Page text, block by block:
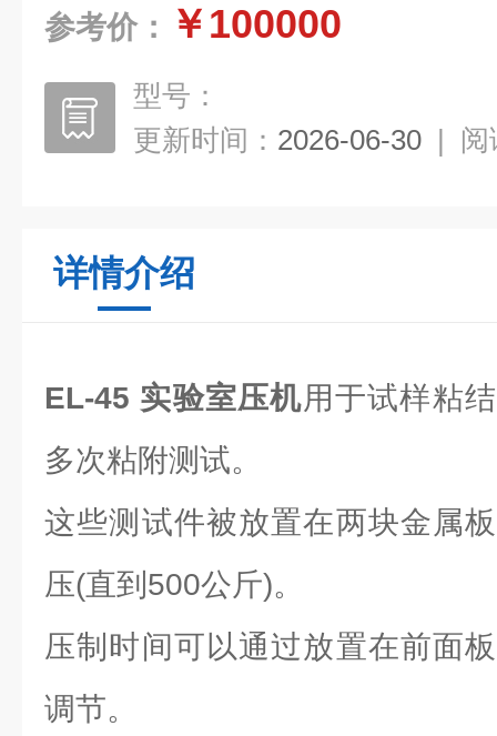
参考价： ￥100000
型号：
更新时间： 2026-06-30 | 阅
详情介绍
EL-45 实验室压机用于试样粘
多次粘附测试。
这些测试件被放置在两块金属
压(直到500公斤)。
压制时间可以通过放置在前面
调节。